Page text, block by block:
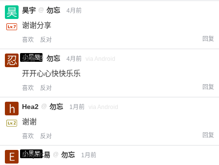
昊宇 @ 勿忘 4月前
谢谢分享
喜欢 反对 回复
小黑屋
忍者 @ 勿忘 4月前 via Android
开开心心快快乐乐
喜欢 反对 回复
Hea2 @ 勿忘 1月前 via Android
谢谢
喜欢 反对 回复
小黑屋
Emp木易 @ 勿忘 1月前